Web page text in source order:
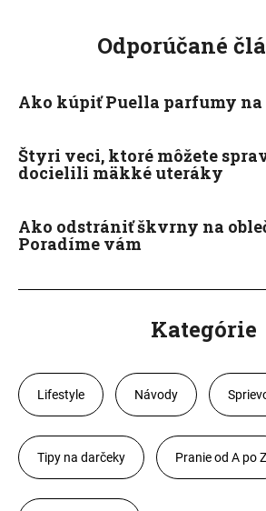
Odporúčané
Ako kúpiť Puella parfumy
Štyri veci, ktoré môžete
docielili mäkké uteráky
Ako odstrániť škvrny na
Poradíme vám
Kategórie
Lifestyle Návody
Tipy na darčeky Pranie od A po Z